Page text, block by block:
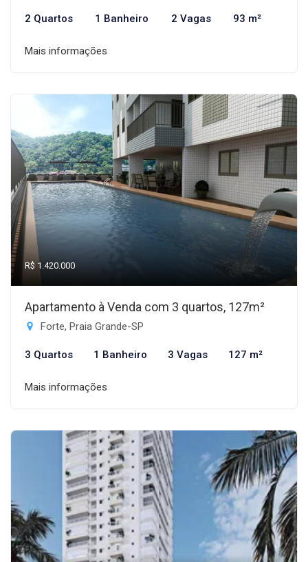
2 Quartos 1 Banheiro 2 Vagas 93 m²
Mais informações
R$ 1.420.000
Apartamento à Venda com 3 quartos, 127m²
Forte, Praia Grande-SP
3 Quartos 1 Banheiro 3 Vagas 127 m²
Mais informações